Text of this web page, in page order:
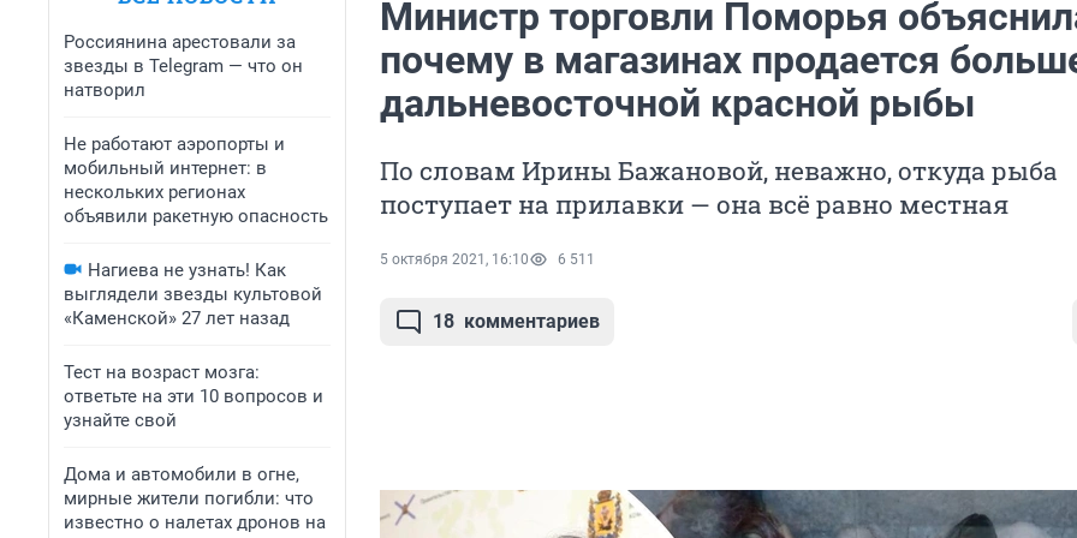
Россиянина арестовали за
звезды в Telegram — что он
натворил
Не работают аэропорты и
мобильный интернет: в
нескольких регионах
объявили ракетную опасность
Нагиева не узнать! Как
выглядели звезды культовой
«Каменской» 27 лет назад
Тест на возраст мозга:
ответьте на эти 10 вопросов и
узнайте свой
Дома и автомобили в огне,
мирные жители погибли: что
известно о налетах дронов на
Министр торговли Поморья
почему в магазинах продается
дальневосточной красной рыбы
По словам Ирины Бажановой, неважно, откуда рыба
поступает на прилавки — она всё равно местная
5 октября 2021, 16:10 6 511
18 комментариев